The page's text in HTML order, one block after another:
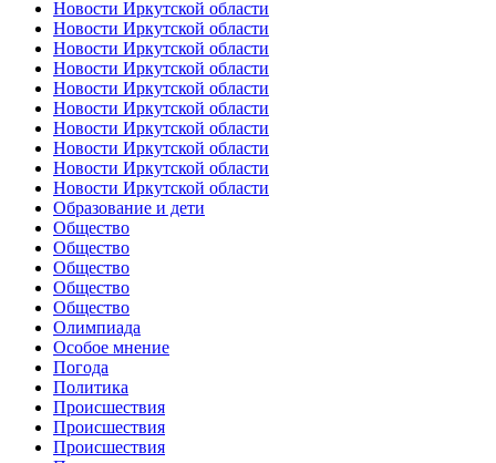
Новости Иркутской области
Новости Иркутской области
Новости Иркутской области
Новости Иркутской области
Новости Иркутской области
Новости Иркутской области
Новости Иркутской области
Новости Иркутской области
Новости Иркутской области
Новости Иркутской области
Образование и дети
Общество
Общество
Общество
Общество
Общество
Олимпиада
Особое мнение
Погода
Политика
Происшествия
Происшествия
Происшествия